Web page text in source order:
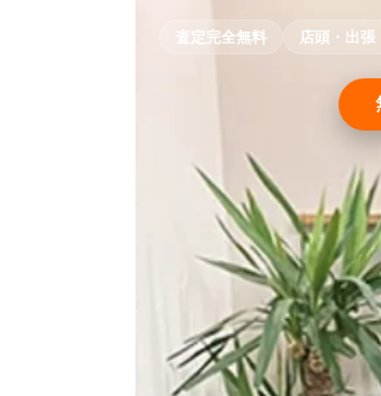
査定完全無料 店頭・出